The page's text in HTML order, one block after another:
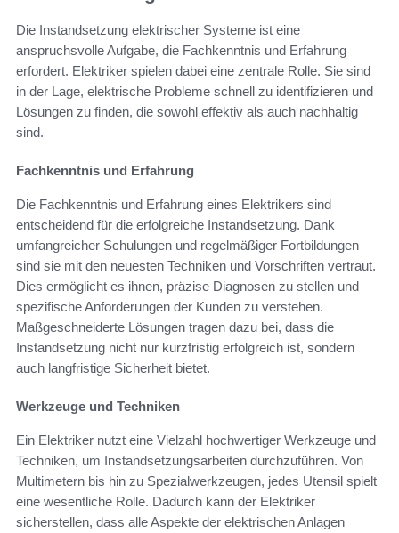
Die Instandsetzung elektrischer Systeme ist eine
anspruchsvolle Aufgabe, die Fachkenntnis und Erfahrung
erfordert. Elektriker spielen dabei eine zentrale Rolle. Sie sind
in der Lage, elektrische Probleme schnell zu identifizieren und
Lösungen zu finden, die sowohl effektiv als auch nachhaltig
sind.
Fachkenntnis und Erfahrung
Die Fachkenntnis und Erfahrung eines Elektrikers sind
entscheidend für die erfolgreiche Instandsetzung. Dank
umfangreicher Schulungen und regelmäßiger Fortbildungen
sind sie mit den neuesten Techniken und Vorschriften vertraut.
Dies ermöglicht es ihnen, präzise Diagnosen zu stellen und
spezifische Anforderungen der Kunden zu verstehen.
Maßgeschneiderte Lösungen tragen dazu bei, dass die
Instandsetzung nicht nur kurzfristig erfolgreich ist, sondern
auch langfristige Sicherheit bietet.
Werkzeuge und Techniken
Ein Elektriker nutzt eine Vielzahl hochwertiger Werkzeuge und
Techniken, um Instandsetzungsarbeiten durchzuführen. Von
Multimetern bis hin zu Spezialwerkzeugen, jedes Utensil spielt
eine wesentliche Rolle. Dadurch kann der Elektriker
sicherstellen, dass alle Aspekte der elektrischen Anlagen